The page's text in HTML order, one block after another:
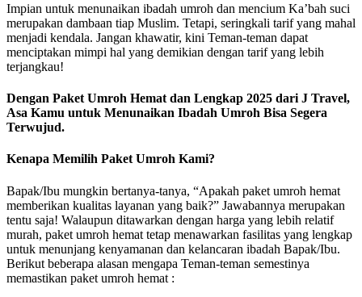
Impian untuk menunaikan ibadah umroh dan mencium Ka’bah suci
merupakan dambaan tiap Muslim. Tetapi, seringkali tarif yang mahal
menjadi kendala. Jangan khawatir, kini Teman-teman dapat
menciptakan mimpi hal yang demikian dengan tarif yang lebih
terjangkau!
Dengan Paket Umroh Hemat dan Lengkap 2025 dari J Travel,
Asa Kamu untuk Menunaikan Ibadah Umroh Bisa Segera
Terwujud.
Kenapa Memilih Paket Umroh Kami?
Bapak/Ibu mungkin bertanya-tanya, “Apakah paket umroh hemat
memberikan kualitas layanan yang baik?” Jawabannya merupakan
tentu saja! Walaupun ditawarkan dengan harga yang lebih relatif
murah, paket umroh hemat tetap menawarkan fasilitas yang lengkap
untuk menunjang kenyamanan dan kelancaran ibadah Bapak/Ibu.
Berikut beberapa alasan mengapa Teman-teman semestinya
memastikan paket umroh hemat :